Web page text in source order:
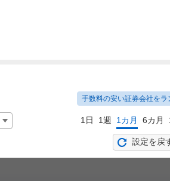
手数料の安い証券会社をラ
1日 1週 1カ月 6カ月
設定を戻